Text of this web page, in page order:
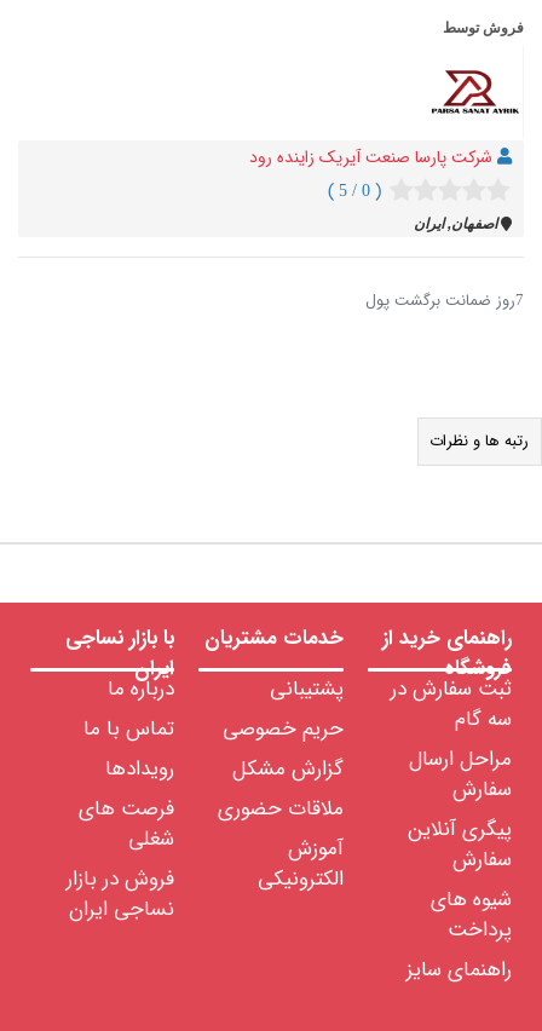
فروش توسط
شرکت پارسا صنعت آیریک زاینده رود
( 0 / 5 )
اصفهان, ایران
7روز ضمانت برگشت پول
رتبه ها و نظرات
راهنمای خرید از
فروشگاه
ثبت سفارش در
سه گام
مراحل ارسال
سفارش
پیگری آنلاین
سفارش
شیوه های
پرداخت
راهنمای سایز
خدمات مشتریان
پشتیبانی
حریم خصوصی
گزارش مشکل
ملاقات حضوری
آموزش
الکترونیکی
با بازار نساجی
ایران
درباره ما
تماس با ما
رویدادها
فرصت های
شغلی
فروش در بازار
نساجی ایران